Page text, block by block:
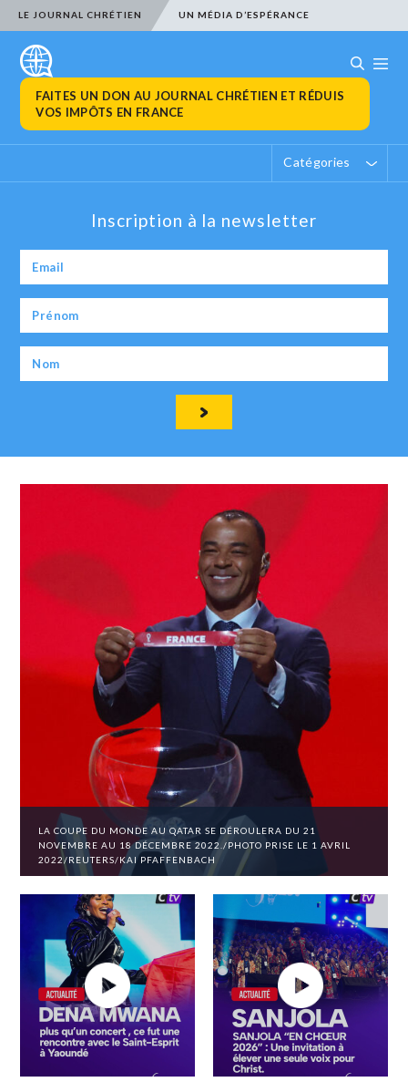
LE JOURNAL CHRÉTIEN UN MÉDIA D’ESPÉRANCE
FAITES UN DON AU JOURNAL CHRÉTIEN ET RÉDUIS
VOS IMPÔTS EN FRANCE
Catégories
Inscription à la newsletter
LA COUPE DU MONDE AU QATAR SE DÉROULERA DU 21
NOVEMBRE AU 18 DÉCEMBRE 2022./PHOTO PRISE LE 1 AVRIL
2022/REUTERS/KAI PFAFFENBACH